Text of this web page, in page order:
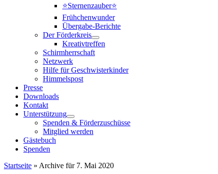
⭐Sternenzauber⭐
Frühchenwunder
Übergabe-Berichte
Der Förderkreis
Kreativtreffen
Schirmherrschaft
Netzwerk
Hilfe für Geschwisterkinder
Himmelspost
Presse
Downloads
Kontakt
Unterstützung
Spenden & Förderzuschüsse
Mitglied werden
Gästebuch
Spenden
Startseite » Archive für 7. Mai 2020